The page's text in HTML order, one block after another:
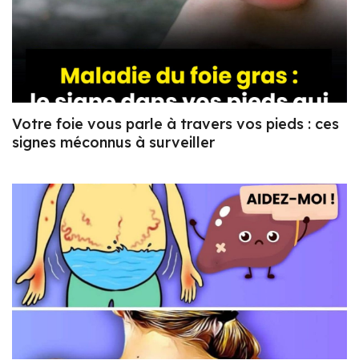
Votre foie vous parle à travers vos pieds : ces
signes méconnus à surveiller